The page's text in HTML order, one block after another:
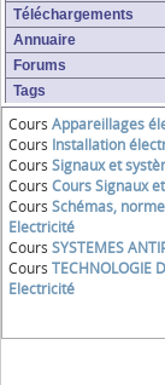
Téléchargements
Annuaire
Forums
Tags
Cours Appareillages
Cours Installation
Cours Signaux et
Cours Cours Signaux
Cours Schémas,
Electricité
Cours SYSTEMES
Cours TECHNOLOGIE
Electricité